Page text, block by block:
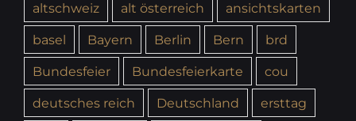
altschweiz
alt österreich
ansichtskarten
basel
Bayern Berlin Bern
brd
Bundesfeier
Bundesfeierkarte
cou
deutsches reich
Deutschland
ersttag